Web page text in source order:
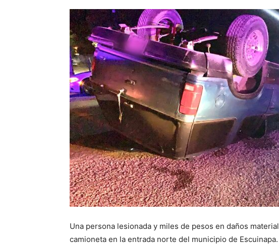
Una persona lesionada y miles de pesos en daños
camioneta en la entrada norte del municipio de Escuinapa.